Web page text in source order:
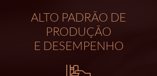
ALTO PADRÃO DE
PRODUÇÃO
E DESEMPENHO